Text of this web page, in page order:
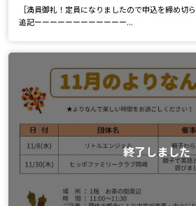
［満員御礼！定員になりましたので申込を締め
追記ーーーーーーーーーーーー...
終了しました